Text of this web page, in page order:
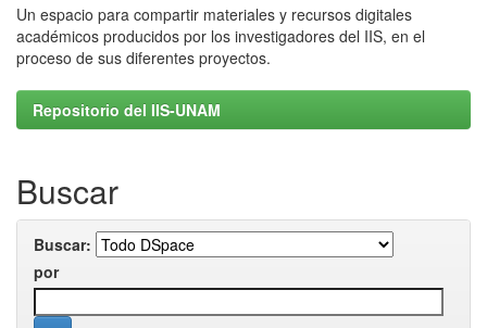
Un espacio para compartir materiales y recursos digitales
académicos producidos por los investigadores del IIS, en el
proceso de sus diferentes proyectos.
Repositorio del IIS-UNAM
Buscar
Buscar:
por